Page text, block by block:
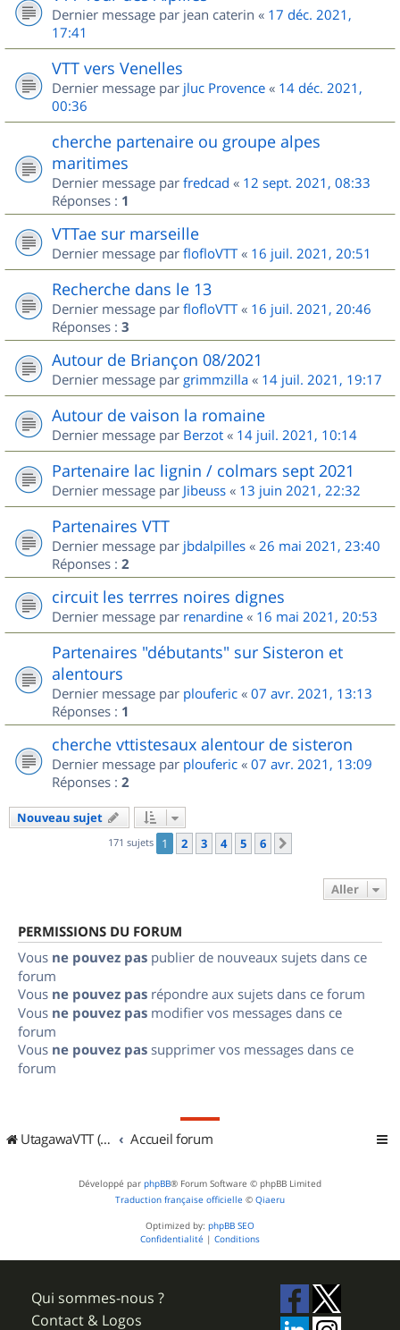
Dernier message par jean caterin « 17 déc. 2021,
17:41
VTT vers Venelles
Dernier message par jluc Provence « 14 déc. 2021,
00:36
cherche partenaire ou groupe alpes
maritimes
Dernier message par fredcad « 12 sept. 2021, 08:33
Réponses : 1
VTTae sur marseille
Dernier message par flofloVTT« 16 juil. 2021, 20:51
Recherche dans le 13
Dernier message par flofloVTT« 16 juil. 2021, 20:46
Réponses : 3
Autour de Briançon 08/2021
Dernier message par grimmzilla « 14 juil. 2021, 19:17
Autour de vaison la romaine
Dernier message par Berzot « 14 juil. 2021, 10:14
Partenaire lac lignin / colmars sept 2021
Dernier message par Jibeuss « 13 juin 2021, 22:32
Partenaires VTT
Dernier message par jbdalpilles « 26 mai 2021, 23:40
Réponses : 2
circuit les terrres noires dignes
Dernier message par renardine « 16 mai 2021, 20:53
Partenaires "débutants" sur Sisteron et
alentours
Dernier message par plouferic « 07 avr. 2021, 13:13
Réponses : 1
cherche vttistesaux alentour de sisteron
Dernier message par plouferic « 07 avr. 2021, 13:09
Réponses : 2
Nouveau sujet
171 sujets 1 2 3 4 5 6
Aller
PERMISSIONS DU FORUM
Vous ne pouvez pas publier de nouveaux sujets dans ce
forum
Vous ne pouvez pas répondre aux sujets dans ce forum
Vous ne pouvez pas modifier vos messages dans ce
forum
Vous ne pouvez pas supprimer vos messages dans ce
forum
UtagawaVTT (Randos VTT et VTTAE avec traces GPS) Accueil forum
Développé par phpBB® Forum Software © phpBB Limited
Traduction française officielle © Qiaeru
Optimized by: phpBB SEO
Confidentialité | Conditions
Qui sommes-nous ?
Contact & Logos